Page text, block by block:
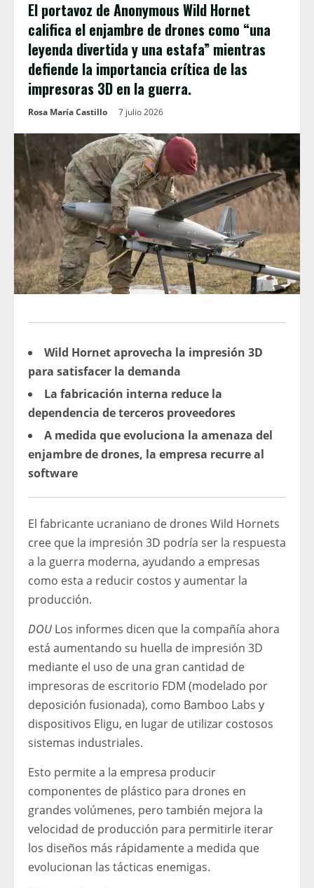
El portavoz de Anonymous Wild Hornet
califica el enjambre de drones como “una
leyenda divertida y una estafa” mientras
defiende la importancia crítica de las
impresoras 3D en la guerra.
Rosa María Castillo 7 julio 2026
Wild Hornet aprovecha la impresión 3D
para satisfacer la demanda
La fabricación interna reduce la
dependencia de terceros proveedores
A medida que evoluciona la amenaza del
enjambre de drones, la empresa recurre al
software
El fabricante ucraniano de drones Wild Hornets
cree que la impresión 3D podría ser la respuesta
a la guerra moderna, ayudando a empresas
como esta a reducir costos y aumentar la
producción.
DOU Los informes dicen que la compañía ahora
está aumentando su huella de impresión 3D
mediante el uso de una gran cantidad de
impresoras de escritorio FDM (modelado por
deposición fusionada), como Bamboo Labs y
dispositivos Eligu, en lugar de utilizar costosos
sistemas industriales.
Esto permite a la empresa producir
componentes de plástico para drones en
grandes volúmenes, pero también mejora la
velocidad de producción para permitirle iterar
los diseños más rápidamente a medida que
evolucionan las tácticas enemigas.